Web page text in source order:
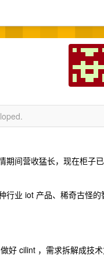
期间营收猛长，现在柜子已
行业 iot 产品、稀奇古怪的
好 cilint ，需求拆解成技